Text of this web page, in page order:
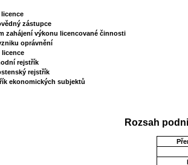
zástupce
zahájení výkonu licencované činnosti
oprávnění
licence
rejstřík
rejstřík
ekonomických subjektů
Rozsah